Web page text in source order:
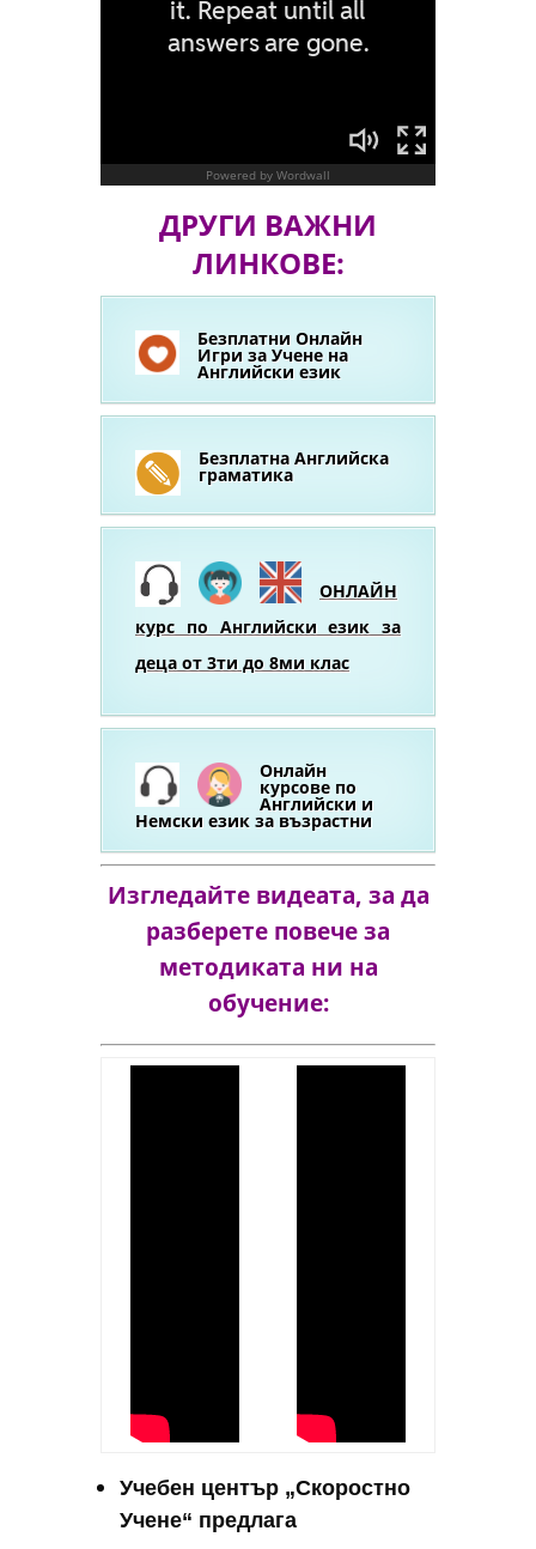
ДРУГИ ВАЖНИ
ЛИНКОВЕ:
Безплатни Онлайн
Игри за Учене на
Английски език
Безплатна Английска
граматика
ОНЛАЙН
курс по Английски език за
деца от 3ти до 8ми клас
Онлайн
курсове по
Английски и
Немски език за възрастни
Изгледайте видеата, за да
разберете повече за
методиката ни на
обучение:
Учебен център „Скоростно
Учене“ предлага